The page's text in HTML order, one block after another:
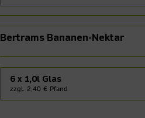
Bertrams Bananen-Nektar
6 x 1,0l Glas
zzgl. 2,40 € Pfand